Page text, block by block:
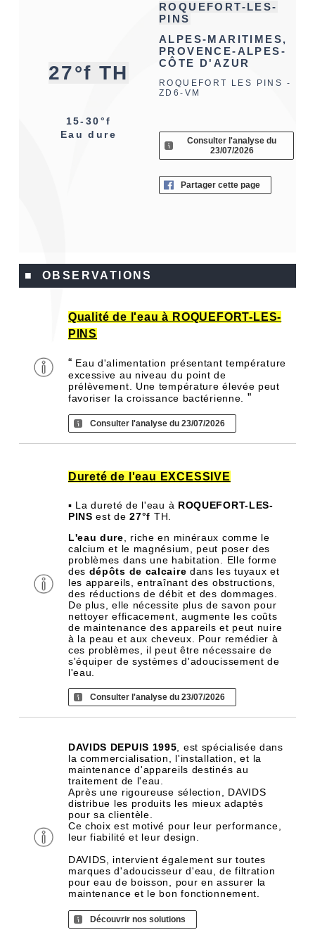
27°f TH
15-30°f
Eau dure
ROQUEFORT-LES-
PINS
ALPES-MARITIMES,
PROVENCE-ALPES-
CÔTE D'AZUR
ROQUEFORT LES PINS -
ZD6-VM
Consulter l'analyse du
23/07/2026
Partager cette page
■ OBSERVATIONS
Qualité de l'eau à ROQUEFORT-LES-
PINS
“ Eau d'alimentation présentant température
excessive au niveau du point de
prélèvement. Une température élevée peut
favoriser la croissance bactérienne. ”
Consulter l'analyse du 23/07/2026
Dureté de l'eau EXCESSIVE
▪ La dureté de l'eau à ROQUEFORT-LES-
PINS est de27°f TH.
L'eau dure , riche en minéraux comme le
calcium et le magnésium, peut poser des
problèmes dans une habitation. Elle forme
des dépôts de calcaire dans les tuyaux et
les appareils, entraînant des obstructions,
des réductions de débit et des dommages.
De plus, elle nécessite plus de savon pour
nettoyer efficacement, augmente les coûts
de maintenance des appareils et peut nuire
à la peau et aux cheveux. Pour remédier à
ces problèmes, il peut être nécessaire de
s'équiper de systèmes d'adoucissement de
l'eau.
Consulter l'analyse du 23/07/2026
DAVIDS DEPUIS 1995 , est spécialisée dans
la commercialisation, l'installation, et la
maintenance d'appareils destinés au
traitement de l'eau.
Après une rigoureuse sélection, DAVIDS
distribue les produits les mieux adaptés
pour sa clientèle.
Ce choix est motivé pour leur performance,
leur fiabilité et leur design.
DAVIDS, intervient également sur toutes
marques d'adoucisseur d'eau, de filtration
pour eau de boisson, pour en assurer la
maintenance et le bon fonctionnement.
Découvrir nos solutions